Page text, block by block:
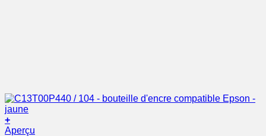
+
Aperçu